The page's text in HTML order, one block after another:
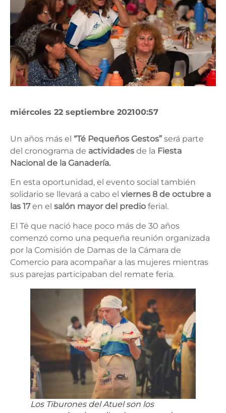
miércoles 22 septiembre 202100:57
Un años más el “Té Pequeños Gestos” será parte
del cronograma de actividades de la Fiesta
Nacional de la Ganadería.
En esta oportunidad, el evento social también
solidario se llevará a cabo el viernes 8 de octubre a
las 17en el salón mayor del predio ferial.
El Té que nació hace poco más de 30 años
comenzó como una pequeña reunión organizada
por la Comisión de Damas de la Cámara de
Comercio para acompañar a las mujeres mientras
sus parejas participaban del remate feria.
Los Tiburones del Atuel son los